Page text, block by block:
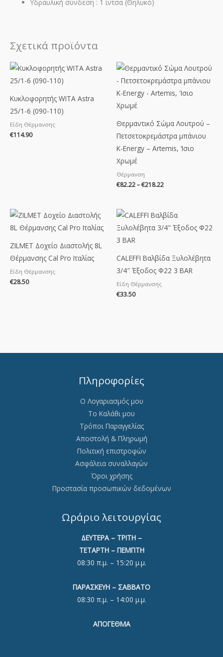
Υδραυλική σύνδεση : 1 ίντσα (Θηλυκό)
Σχετικά προϊόντα
Κυκλοφορητής WITA Astra
25/1-6 (090-110)
Είδη Θέρμανσης
€114.90
Θερμαντικό Σώμα Λουτρού –
Πετσετοκρεμάστρα μπάνιου
K-Energy – Artemis, ‘Ισιο
Χρωμέ
Θέρμανση
€82.22–€218.22
Price
range:
€82.22
through
€218.22
ZILMET Δοχείο Διαστολής 8L
Θέρμανσης Cal Pro Ιταλίας
Είδη Θέρμανσης
€28.50
CALEFFI Βαλβίδα Ξυλολέβητα
3/4″ Έξοδος Φ22 3 BAR
Είδη Θέρμανσης
€33.50
Πληροφορίες
Ο Λογαριασμός μου
Το Καλάθι μου
Τρόποι Παραγγελίας
Αποστολή & Πληρωμή
Πολιτική επιστροφών
Ασφάλεια συναλλαγών
Όροι χρήσης
Προστασία προσωπικών δεδομένων
Ωράριο λειτουργίας
ΔΕΥΤΕΡΑ – ΤΡΙΤΗ –
ΤΕΤΑΡΤΗ – ΠΕΜΠΤΗ
08:30 π.μ. – 15:20 μ.μ.
ΠΑΡΑΣΚΕΥΗ – ΣΑΒΒΑΤΟ
08:30 π.μ. – 14:00 μ.μ.
ΑΠΟΓΕΘΜΑ